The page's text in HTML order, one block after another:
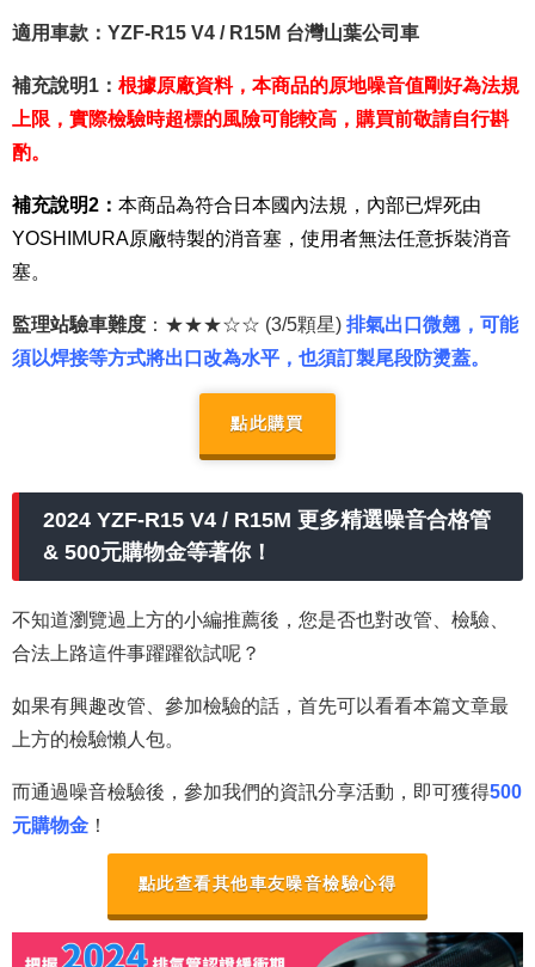
適用車款：YZF-R15 V4 / R15M 台灣山葉公司車
補充說明1： 根據原廠資料，本商品的原地噪音值剛好為法規
上限，實際檢驗時超標的風險可能較高，購買前敬請自行斟
酌。
補充說明2： 本商品為符合日本國內法規，內部已焊死由
YOSHIMURA原廠特製的消音塞，使用者無法任意拆裝消音
塞。
監理站驗車難度 ：★★★☆☆ (3/5顆星) 排氣出口微翹，可能
須以焊接等方式將出口改為水平，也須訂製尾段防燙蓋。
點此購買
2024 YZF-R15 V4 / R15M 更多精選噪音合格管
& 500元購物金等著你！
不知道瀏覽過上方的小編推薦後，您是否也對改管、檢驗、
合法上路這件事躍躍欲試呢？
如果有興趣改管、參加檢驗的話，首先可以看看本篇文章最
上方的檢驗懶人包。
而通過噪音檢驗後，參加我們的資訊分享活動，即可獲得500
元購物金 ！
點此查看其他車友噪音檢驗心得